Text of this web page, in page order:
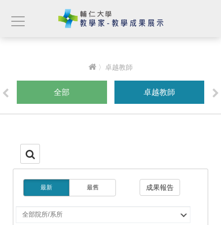
〉卓越教師
全部 卓越教師
最新 最舊 成果報告
選